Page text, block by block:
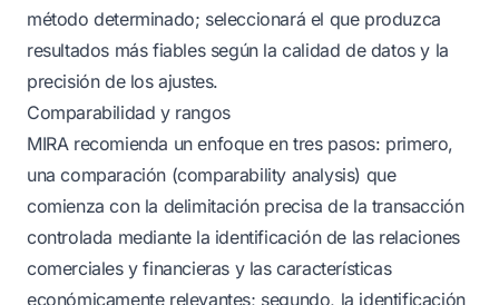
método determinado; seleccionará el que produzca
resultados más fiables según la calidad de datos y la
precisión de los ajustes.
Comparabilidad y rangos
MIRA recomienda un enfoque en tres pasos: primero,
una comparación (comparability analysis) que
comienza con la delimitación precisa de la transacción
controlada mediante la identificación de las relaciones
comerciales y financieras y las características
económicamente relevantes; segundo, la identificación